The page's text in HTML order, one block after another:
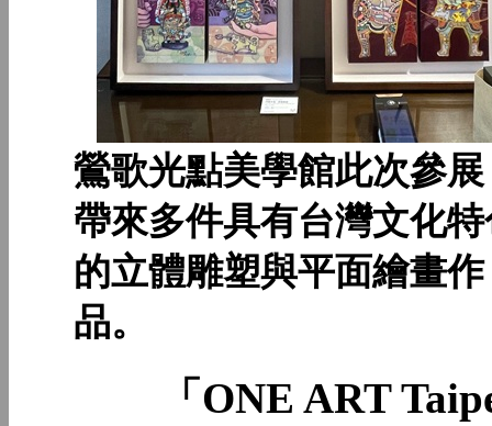
鶯歌光點美學館此次參
帶來多件具有台灣文化
的立體雕塑與平面繪畫作
品。
「ONE ART